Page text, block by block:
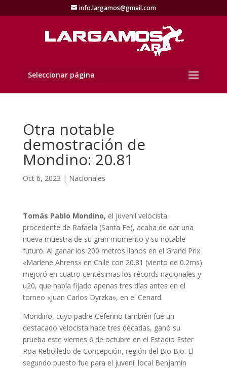
info.largamos@gmail.com
Seleccionar página
Otra notable
demostración de
Mondino: 20.81
Oct 6, 2023 | Nacionales
Tomás Pablo Mondino, el juvenil velocista
procedente de Rafaela (Santa Fe), acaba de dar una
nueva muestra de su gran momento y su notable
futuro. Al ganar los 200 metros llanos en el Grand Prix
«Marlene Ahrens» en Chile con 20.81 (viento de 0.2ms)
mejoró en cuatro centésimas los récords nacionales y
u20, que había fijado apenas tres días antes en el
torneo «Juan Carlos Dyrzka», en el Cenard.
Mondino, cuyo padre Ceferino también fue un
destacado velocista hace tres décadas, ganó su
prueba este viernes 6 de octubre en el Estadio Ester
Roa Rebolledo de Concepción, región del Bio Bio. El
segundo puesto fue para el juvenil local Benjamín